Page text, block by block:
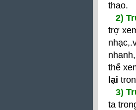
thao.
2)
trợ
thể
lại
3)
ta